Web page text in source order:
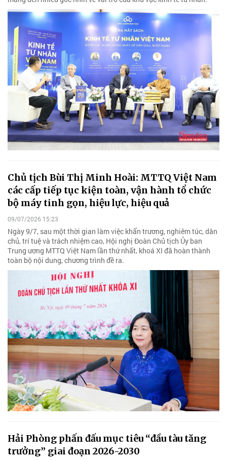
Chủ tịch Bùi Thị Minh Hoài: MTTQ Việt Nam
các cấp tiếp tục kiện toàn, vận hành tổ chức
bộ máy tinh gọn, hiệu lực, hiệu quả
09/07/2026 15:23
Ngày 9/7, sau một thời gian làm việc khẩn trương, nghiêm túc, dân
chủ, trí tuệ và trách nhiệm cao, Hội nghị Đoàn Chủ tịch Ủy ban
Trung ương MTTQ Việt Nam lần thứ nhất, khoá XI đã hoàn thành
toàn bộ nội dung, chương trình đề ra.
Hải Phòng phấn đấu mục tiêu “đầu tàu tăng
trưởng” giai đoạn 2026-2030